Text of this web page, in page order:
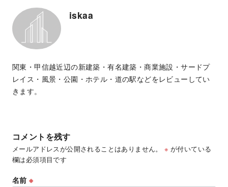
iskaa
関東・甲信越近辺の新建築・有名建築・商業施設・サードプ
レイス・風景・公園・ホテル・道の駅などをレビューしてい
きます。
コメントを残す
メールアドレスが公開されることはありません。 ※ が付いている
欄は必須項目です
名前※